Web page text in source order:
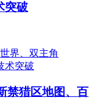
突破
禁猎区地图、百